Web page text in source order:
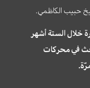
حبيب الكاظمي.
موقع سراج ٤,٨٠٠,٠٠٠ مرة خلال الستة أشهر
في محركات